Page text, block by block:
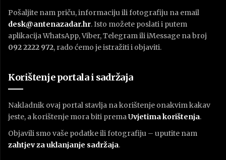
Pošaljite nam priču, informaciju ili fotografiju na email
desk@antenazadar.hr. Isto možete poslati i putem
aplikacija WhatsApp, Viber, Telegram ili iMessage na broj
092 2222 972, rado ćemo je istražiti i objaviti.
Korištenje portala i sadržaja
Nakladnik ovaj portal stavlja na korištenje onakvim kakav
jeste, a korištenje mora biti premaUvjetima korištenja.
Objavili smo vaše podatke ili fotografiju – uputite nam
zahtjev za uklanjanje sadržaja.